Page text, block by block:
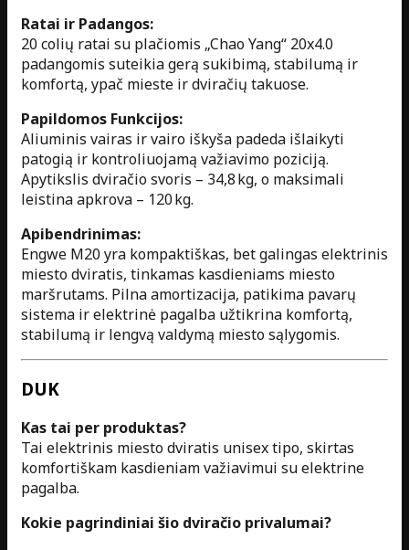
Ratai ir Padangos:
20 colių ratai su plačiomis „Chao Yang“ 20x4.0
padangomis suteikia gerą sukibimą, stabilumą ir
komfortą, ypač mieste ir dviračių takuose.
Papildomos Funkcijos:
Aliuminis vairas ir vairo iškyša padeda išlaikyti
patogią ir kontroliuojamą važiavimo poziciją.
Apytikslis dviračio svoris – 34,8 kg, o maksimali
leistina apkrova – 120 kg.
Apibendrinimas:
Engwe M20 yra kompaktiškas, bet galingas elektrinis
miesto dviratis, tinkamas kasdieniams miesto
maršrutams. Pilna amortizacija, patikima pavarų
sistema ir elektrinė pagalba užtikrina komfortą,
stabilumą ir lengvą valdymą miesto sąlygomis.
DUK
Kas tai per produktas?
Tai elektrinis miesto dviratis unisex tipo, skirtas
komfortiškam kasdieniam važiavimui su elektrine
pagalba.
Kokie pagrindiniai šio dviračio privalumai?